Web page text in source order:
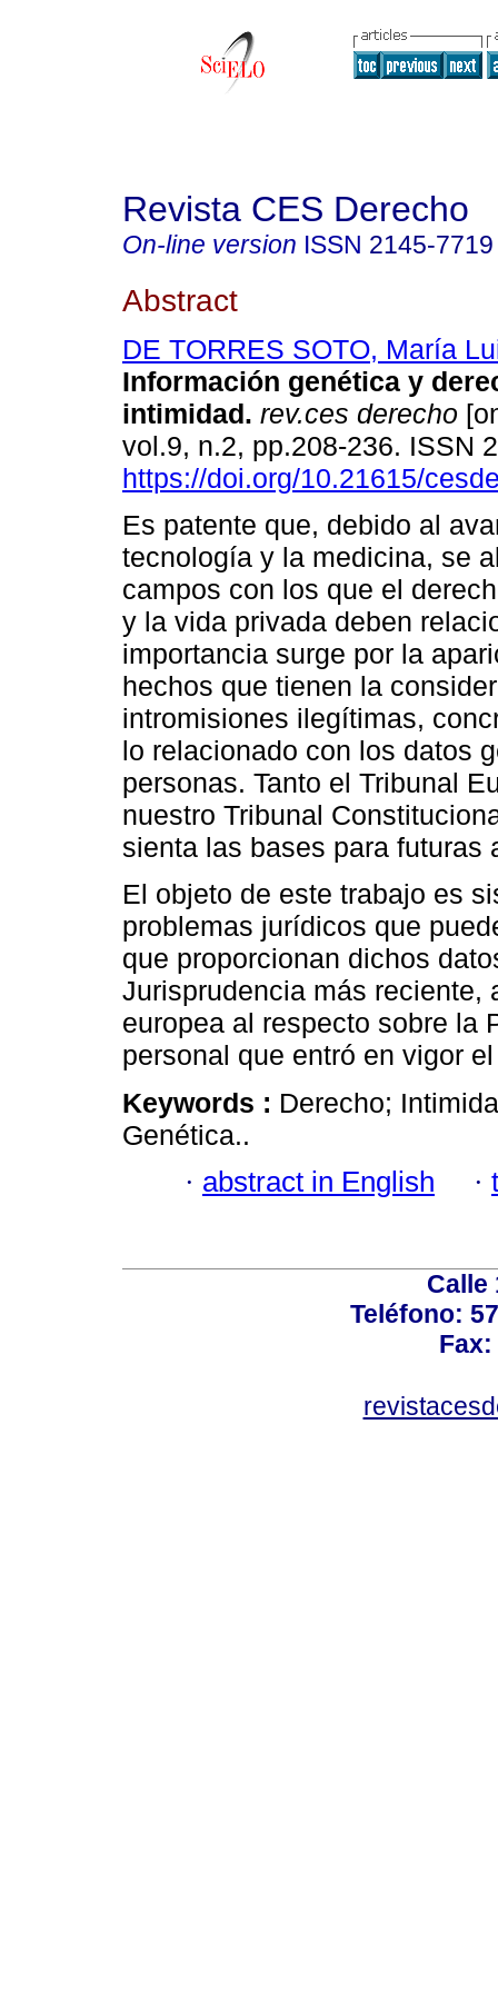
Revista CES Derecho
On-line version ISSN 2145-7719
Abstract
DE TORRES SOTO, María
Información genética y
intimidad. rev.ces derecho
vol.9, n.2, pp.208-236. ISSN
https://doi.org/10.21615/
Es patente que, debido al
tecnología y la medicina, se
campos con los que el
y la vida privada deben
importancia surge por la
hechos que tienen la
intromisiones ilegítimas,
lo relacionado con los datos
personas. Tanto el Tribunal
nuestro Tribunal
sienta las bases para futuras
El objeto de este trabajo es
problemas jurídicos que
que proporcionan dichos
Jurisprudencia más reciente,
europea al respecto sobre la
personal que entró en vigor
Keywords : Derecho;
Genética..
· abstract in English ·
Calle
Teléfono:
Fax: